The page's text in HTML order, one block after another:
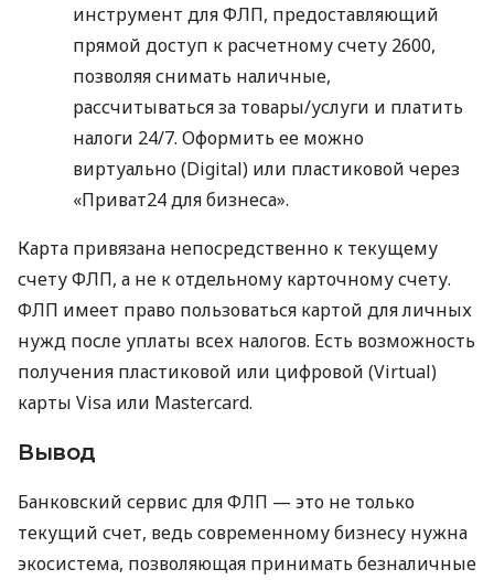
инструмент для ФЛП, предоставляющий
прямой доступ к расчетному счету 2600,
позволяя снимать наличные,
рассчитываться за товары/услуги и платить
налоги 24/7. Оформить ее можно
виртуально (Digital) или пластиковой через
«Приват24 для бизнеса».
Карта привязана непосредственно к текущему
счету ФЛП, а не к отдельному карточному счету.
ФЛП имеет право пользоваться картой для личных
нужд после уплаты всех налогов. Есть возможность
получения пластиковой или цифровой (Virtual)
карты Visa или Mastercard.
Вывод
Банковский сервис для ФЛП — это не только
текущий счет, ведь современному бизнесу нужна
экосистема, позволяющая принимать безналичные